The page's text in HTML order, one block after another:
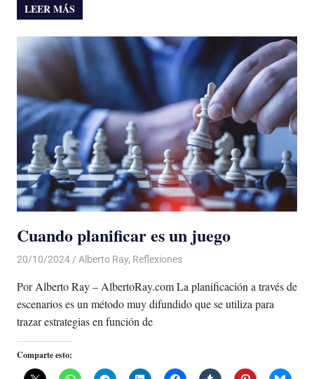
LEER MÁS
Cuando planificar es un juego
20/10/2024 De todo un Poco
Alberto Ray, Reflexiones
Por Alberto Ray – AlbertoRay.com La planificación a través de
escenarios es un método muy difundido que se utiliza para
trazar estrategias en función de
Comparte esto: